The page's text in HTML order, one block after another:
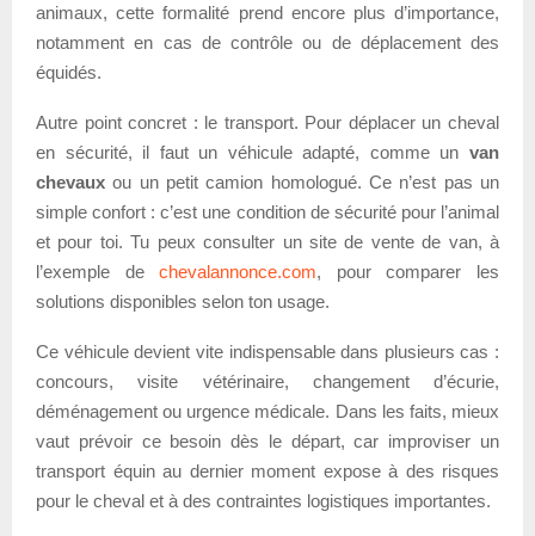
animaux, cette formalité prend encore plus d’importance,
notamment en cas de contrôle ou de déplacement des
équidés.
Autre point concret : le transport. Pour déplacer un cheval
en sécurité, il faut un véhicule adapté, comme un van
chevaux ou un petit camion homologué. Ce n’est pas un
simple confort : c’est une condition de sécurité pour l’animal
et pour toi. Tu peux consulter un site de vente de van, à
l’exemple dechevalannonce.com, pour comparer les
solutions disponibles selon ton usage.
Ce véhicule devient vite indispensable dans plusieurs cas :
concours, visite vétérinaire, changement d’écurie,
déménagement ou urgence médicale. Dans les faits, mieux
vaut prévoir ce besoin dès le départ, car improviser un
transport équin au dernier moment expose à des risques
pour le cheval et à des contraintes logistiques importantes.